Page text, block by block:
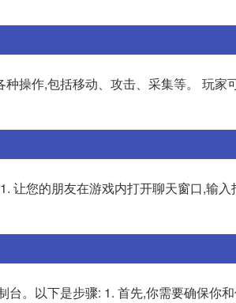
操作,包括移动、攻击、采集等。 玩家
让您的朋友在游戏内打开聊天窗口,输入
。以下是步骤: 1. 首先,你需要确保你